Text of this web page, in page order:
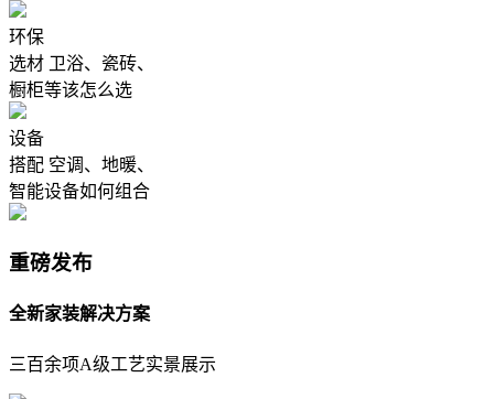
环保
选材 卫浴、瓷砖、
橱柜等该怎么选
设备
搭配 空调、地暖、
智能设备如何组合
重磅发布
全新家装解决方案
三百余项A级工艺实景展示